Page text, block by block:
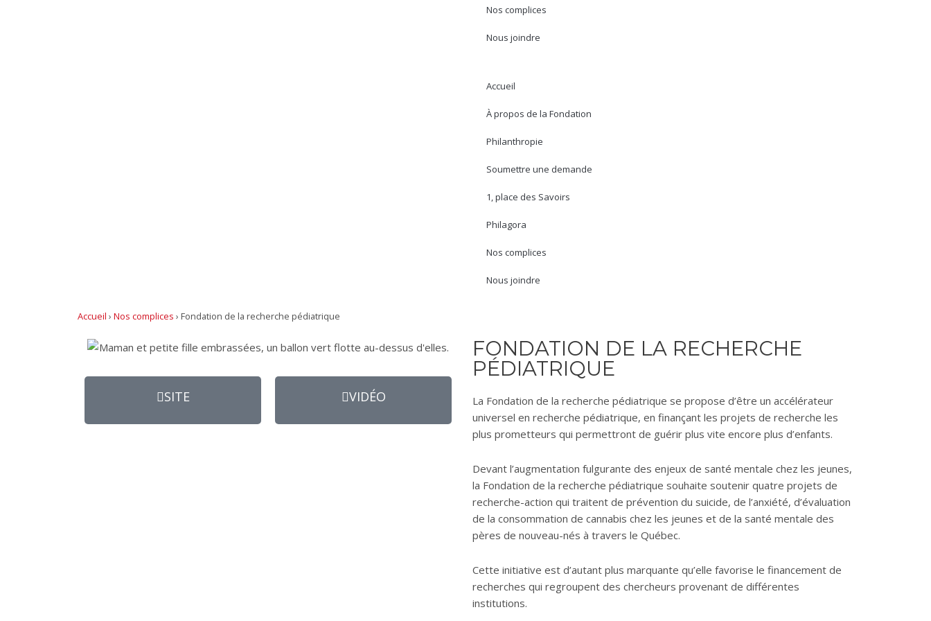
Nos complices
Nous joindre
Accueil
À propos de la Fondation
Philanthropie
Soumettre une demande
1, place des Savoirs
Philagora
Nos complices
Nous joindre
Accueil › Nos complices › Fondation de la recherche pédiatrique
SITE VIDÉO
FONDATION DE LA RECHERCHE
PÉDIATRIQUE
La Fondation de la recherche pédiatrique se propose d’être un accélérateur
universel en recherche pédiatrique, en finançant les projets de recherche les
plus prometteurs qui permettront de guérir plus vite encore plus d’enfants.
Devant l’augmentation fulgurante des enjeux de santé mentale chez les jeunes,
la Fondation de la recherche pédiatrique souhaite soutenir quatre projets de
recherche-action qui traitent de prévention du suicide, de l’anxiété, d’évaluation
de la consommation de cannabis chez les jeunes et de la santé mentale des
pères de nouveau-nés à travers le Québec.
Cette initiative est d’autant plus marquante qu’elle favorise le financement de
recherches qui regroupent des chercheurs provenant de différentes
institutions.